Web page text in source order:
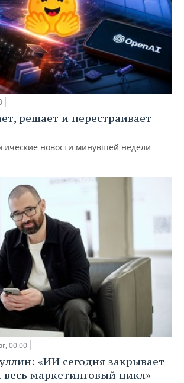
решает и перестраивает
новости минувшей недели
00:00
«ИИ сегодня закрывает
весь маркетинговый цикл»